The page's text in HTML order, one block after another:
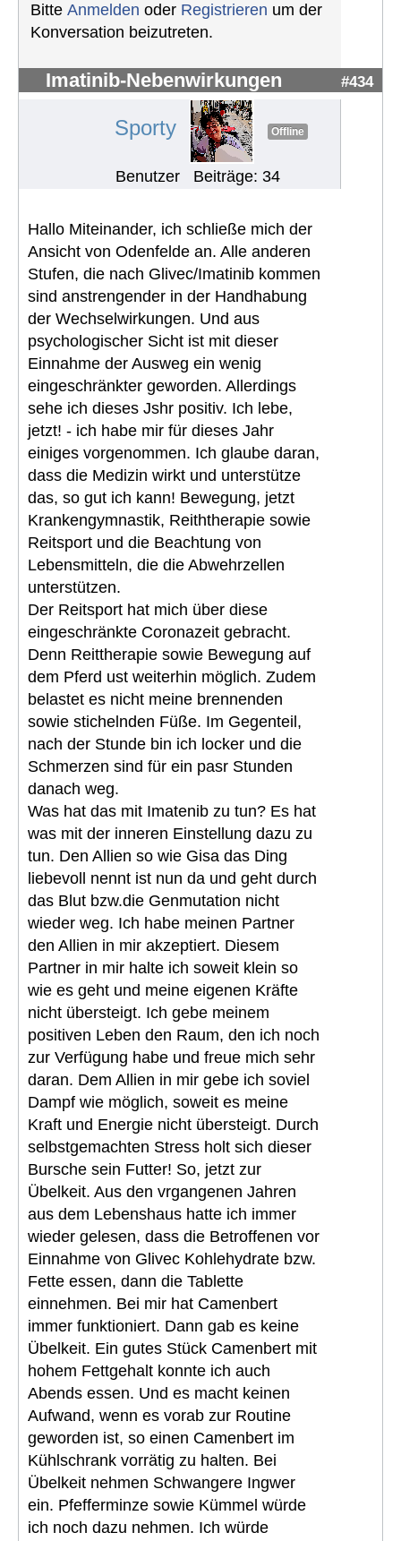
Bitte Anmelden oder Registrieren um der
Konversation beizutreten.
Imatinib-Nebenwirkungen #434
Sporty Offline
Benutzer Beiträge: 34
Hallo Miteinander, ich schließe mich der
Ansicht von Odenfelde an. Alle anderen
Stufen, die nach Glivec/Imatinib kommen
sind anstrengender in der Handhabung
der Wechselwirkungen. Und aus
psychologischer Sicht ist mit dieser
Einnahme der Ausweg ein wenig
eingeschränkter geworden. Allerdings
sehe ich dieses Jshr positiv. Ich lebe,
jetzt! - ich habe mir für dieses Jahr
einiges vorgenommen. Ich glaube daran,
dass die Medizin wirkt und unterstütze
das, so gut ich kann! Bewegung, jetzt
Krankengymnastik, Reiththerapie sowie
Reitsport und die Beachtung von
Lebensmitteln, die die Abwehrzellen
unterstützen.
Der Reitsport hat mich über diese
eingeschränkte Coronazeit gebracht.
Denn Reittherapie sowie Bewegung auf
dem Pferd ust weiterhin möglich. Zudem
belastet es nicht meine brennenden
sowie stichelnden Füße. Im Gegenteil,
nach der Stunde bin ich locker und die
Schmerzen sind für ein pasr Stunden
danach weg.
Was hat das mit Imatenib zu tun? Es hat
was mit der inneren Einstellung dazu zu
tun. Den Allien so wie Gisa das Ding
liebevoll nennt ist nun da und geht durch
das Blut bzw.die Genmutation nicht
wieder weg. Ich habe meinen Partner
den Allien in mir akzeptiert. Diesem
Partner in mir halte ich soweit klein so
wie es geht und meine eigenen Kräfte
nicht übersteigt. Ich gebe meinem
positiven Leben den Raum, den ich noch
zur Verfügung habe und freue mich sehr
daran. Dem Allien in mir gebe ich soviel
Dampf wie möglich, soweit es meine
Kraft und Energie nicht übersteigt. Durch
selbstgemachten Stress holt sich dieser
Bursche sein Futter! So, jetzt zur
Übelkeit. Aus den vrgangenen Jahren
aus dem Lebenshaus hatte ich immer
wieder gelesen, dass die Betroffenen vor
Einnahme von Glivec Kohlehydrate bzw.
Fette essen, dann die Tablette
einnehmen. Bei mir hat Camenbert
immer funktioniert. Dann gab es keine
Übelkeit. Ein gutes Stück Camenbert mit
hohem Fettgehalt konnte ich auch
Abends essen. Und es macht keinen
Aufwand, wenn es vorab zur Routine
geworden ist, so einen Camenbert im
Kühlschrank vorrätig zu halten. Bei
Übelkeit nehmen Schwangere Ingwer
ein. Pfefferminze sowie Kümmel würde
ich noch dazu nehmen. Ich würde